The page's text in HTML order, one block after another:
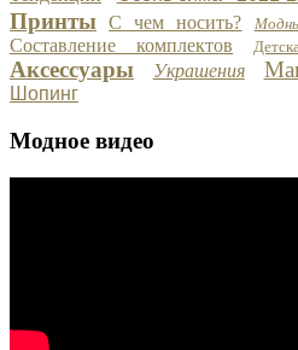
Принты С чем носить?
Составление комплектов
Аксессуары Украшения
Шопинг
Модное видео